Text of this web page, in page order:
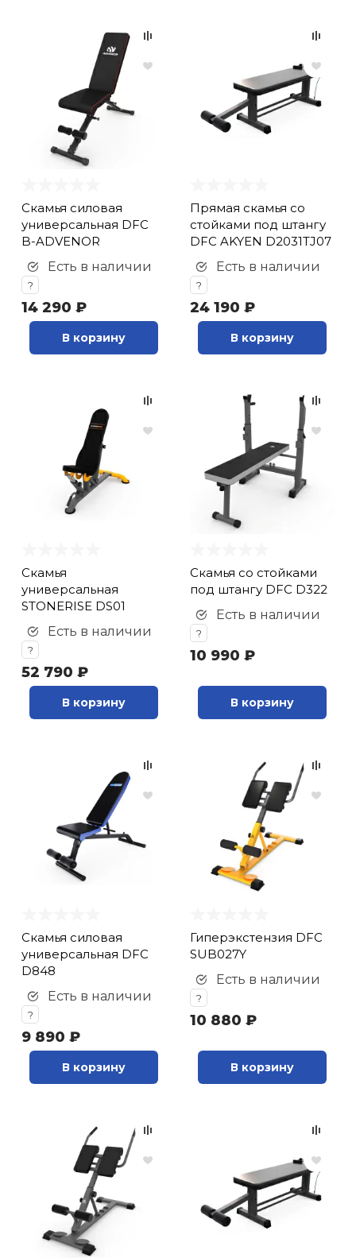
Cкамья силовая
универсальная DFC
B-ADVENOR
Есть в наличии
?
14 290 ₽
В корзину
Прямая скамья со
стойками под штангу
DFC AKYEN D2031TJ07
Есть в наличии
?
24 190 ₽
В корзину
Скамья
универсальная
STONERISE DS01
Есть в наличии
?
52 790 ₽
В корзину
Скамья со стойками
под штангу DFC D322
Есть в наличии
?
10 990 ₽
В корзину
Cкамья силовая
универсальная DFC
D848
Есть в наличии
?
9 890 ₽
В корзину
Гиперэкстензия DFC
SUB027Y
Есть в наличии
?
10 880 ₽
В корзину